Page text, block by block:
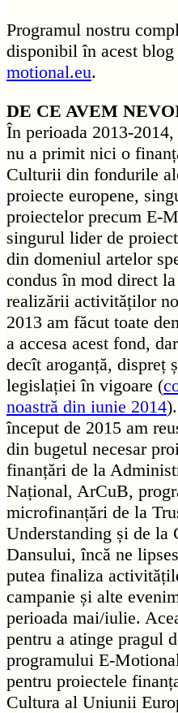
Programul nostru
disponibil în acest blog
motional.eu.
DE CE AVEM
În perioada 2013-
nu a primit nici o
Culturii din fondurile
proiecte europene,
proiectelor precum E-
singurul lider de
din domeniul artelor
condus în mod direct
realizării activităților
2013 am făcut toate
a accesa acest fond,
decît aroganță, dispreț
legislației în vigoare (
noastră din iunie 2014
început de 2015 am
din bugetul necesar
finanțări de la
Național, ArCuB,
microfinanțări de la
Understanding și de la
Dansului, încă ne
putea finaliza
campanie și alte
perioada mai/iulie.
pentru a atinge pragul
programului E-
pentru proiectele
Cultura al Uniunii